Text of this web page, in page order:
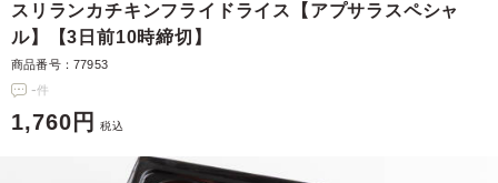
スリランカチキンフライドライス【アプサラスペシャ
ル】【3日前10時締切】
商品番号：77953
-件
1,760円 税込